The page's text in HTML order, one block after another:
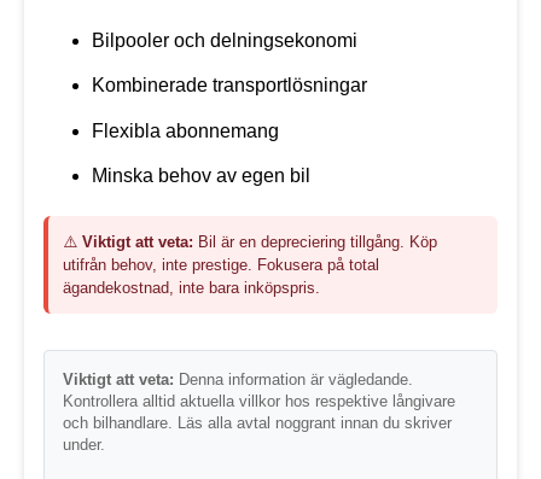
Bilpooler och delningsekonomi
Kombinerade transportlösningar
Flexibla abonnemang
Minska behov av egen bil
⚠️ Viktigt att veta: Bil är en depreciering tillgång. Köp
utifrån behov, inte prestige. Fokusera på total
ägandekostnad, inte bara inköpspris.
Viktigt att veta: Denna information är vägledande.
Kontrollera alltid aktuella villkor hos respektive långivare
och bilhandlare. Läs alla avtal noggrant innan du skriver
under.